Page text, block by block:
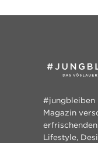
#jungbleiben
Magazin
Lifestyle,